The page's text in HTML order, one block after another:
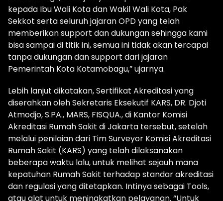
kepada Ibu Wali Kota dan Wakil Wali Kota, Pak
Sekkot serta seluruh jajaran OPD yang telah
memberikan support dan dukungan sehingga kami
bisa sampai di titik ini, semua ini tidak akan tercapai
tanpa dukungan dan support dari jajaran
Pemerintah Kota Kotamobagu,” ujarnya.
Lebih lanjut dikatakan, Sertifikat Akreditasi yang
diserahkan oleh Sekretaris Eksekutif KARS, DR. Djoti
Atmodjo, S.PA., MARS, FISQUA., di Kantor Komisi
Akreditasi Rumah Sakit di Jakarta tersebut, setelah
melalui penilaian dari Tim Surveyor Komisi Akreditasi
Rumah Sakit (KARS) yang telah dilaksanakan
beberapa waktu lalu, untuk melihat sejauh mana
kepatuhan Rumah Sakit terhadap standar akreditasi
dan regulasi yang ditetapkan. Intinya sebagai Tools,
atau alat untuk meningkatkan pelayanan. “Untuk